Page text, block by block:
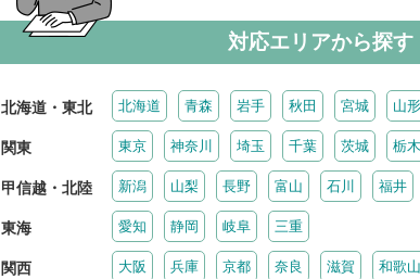
対応エリアから探す
北海道・東北 北海道 青森 岩手 秋田 宮城 山形
関東 東京 神奈川 埼玉 千葉 茨城 栃木
甲信越・北陸 新潟 山梨 長野 富山 石川 福井
東海 愛知 静岡 岐阜 三重
関西 大阪 兵庫 京都 奈良 滋賀 和歌山